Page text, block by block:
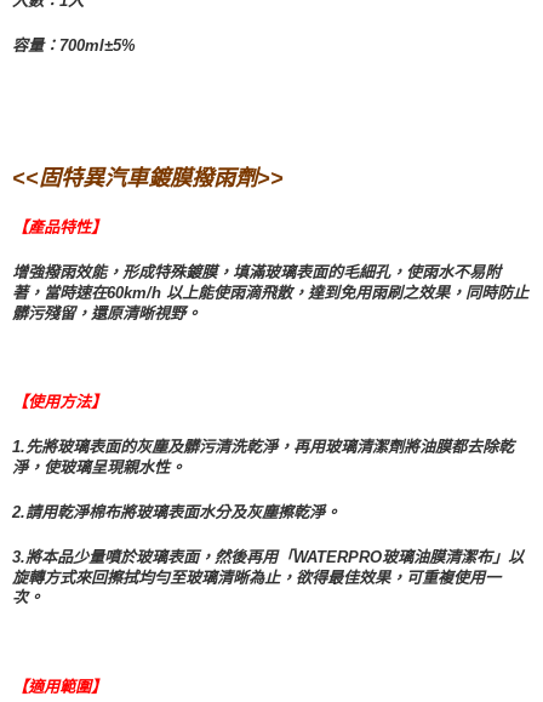
容量：700ml±5%
<<固特異汽車鍍膜撥雨劑>>
【產品特性】
增強撥雨效能，形成特殊鍍膜，填滿玻璃表面的毛細孔，使雨水不易附
著，當時速在60km/h 以上能使雨滴飛散，達到免用雨刷之效果，同時防止
髒污殘留，還原清晰視野。
【使用方法】
1.先將玻璃表面的灰塵及髒污清洗乾淨，再用玻璃清潔劑將油膜都去除乾
淨，使玻璃呈現親水性。
2.請用乾淨棉布將玻璃表面水分及灰塵擦乾淨。
3.將本品少量噴於玻璃表面，然後再用「WATERPRO玻璃油膜清潔布」以
旋轉方式來回擦拭均勻至玻璃清晰為止，欲得最佳效果，可重複使用一
次。
【適用範圍】